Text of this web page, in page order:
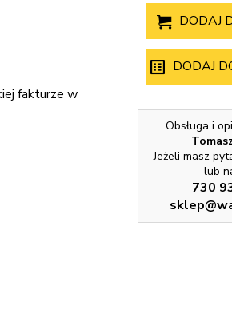
fakturze w
DODAJ
DODAJ
Obsługa i
Jeżeli masz
lub
730